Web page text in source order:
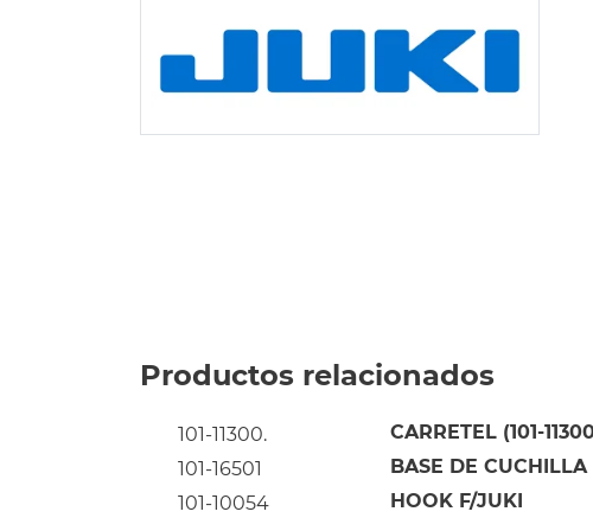
Productos relacionados
101-11300. CARRETEL (101-
101-16501
BASE DE CUCHILLA
101-10054
HOOK F/JUKI